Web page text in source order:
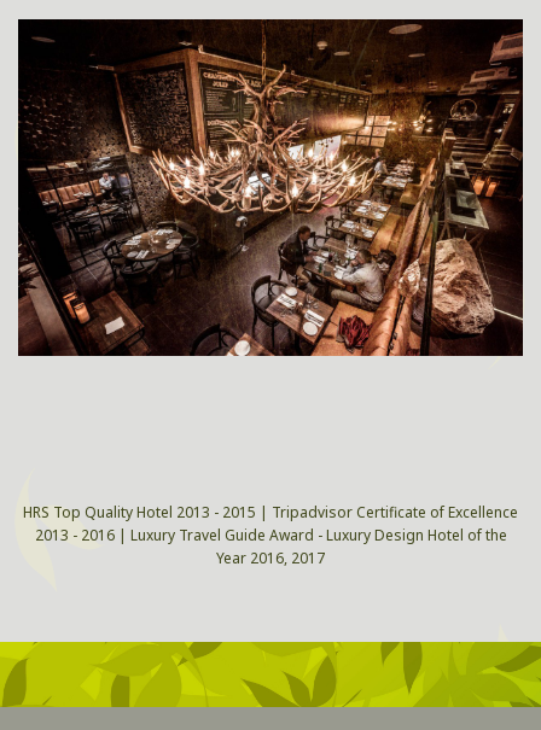
HRS Top Quality Hotel 2013 - 2015 | Tripadvisor Certificate of Excellence
2013 - 2016 | Luxury Travel Guide Award - Luxury Design Hotel of the
Year 2016, 2017